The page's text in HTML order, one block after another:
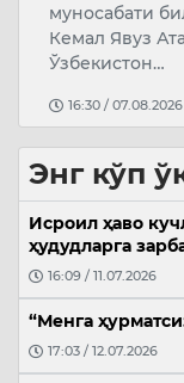
муносабати
Кемал Явуз
Ўзбекистон…
16:30 / 07.08.2026
Энг кўп
Исроил ҳаво
ҳудудларга
16:09 / 11.07.2026
“Менга
17:03 / 12.07.2026